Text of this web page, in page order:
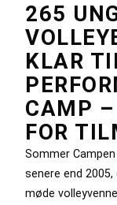
265
KLAR
CAMP –
FOR
Sommer
senere end
møde